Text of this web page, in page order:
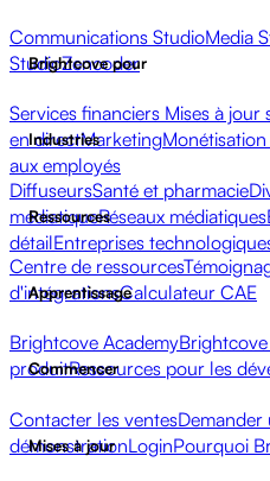
Communications StudioMedia
StudioZencoder
Brightcove pour
Services financiers Mises à jour
en directMarketing
aux employés
Industries
DiffuseursSanté et pharmacie
médiatiqueRéseaux médiatiques
détailEntreprises
Ressources
Centre de ressources
d'intégrationsCalculateur CAE
Apprentissage
Brightcove Academy
produitRessources pour les
Commencer
Contacter les ventesDemander
démonstrationLoginPourquoi
Mises à jour